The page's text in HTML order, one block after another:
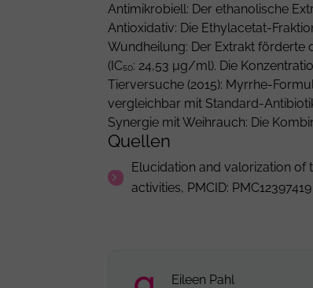
Antimikrobiell: Der ethanolische
Antioxidativ: Die Ethylacetat-
Wundheilung: Der Extrakt förderte
(IC₅₀: 24,53 µg/ml). Die
Tierversuche (2015): Myrrhe-
vergleichbar mit Standard-
Synergie mit Weihrauch: Die
Quellen
Elucidation and valorization
activities, PMCID:
Eileen Pahl